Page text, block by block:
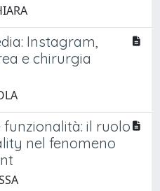
Instagram,
e chirurgia
il ruolo
nel fenomeno